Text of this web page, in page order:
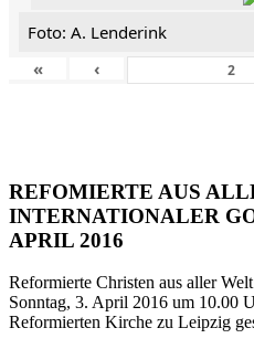
Foto: A. Lenderink
«
‹
REFOMIERTE AUS
INTERNATIONALER
APRIL 2016
Reformierte Christen aus aller
Sonntag, 3. April 2016 um 10.00
Reformierten Kirche zu Leipzig